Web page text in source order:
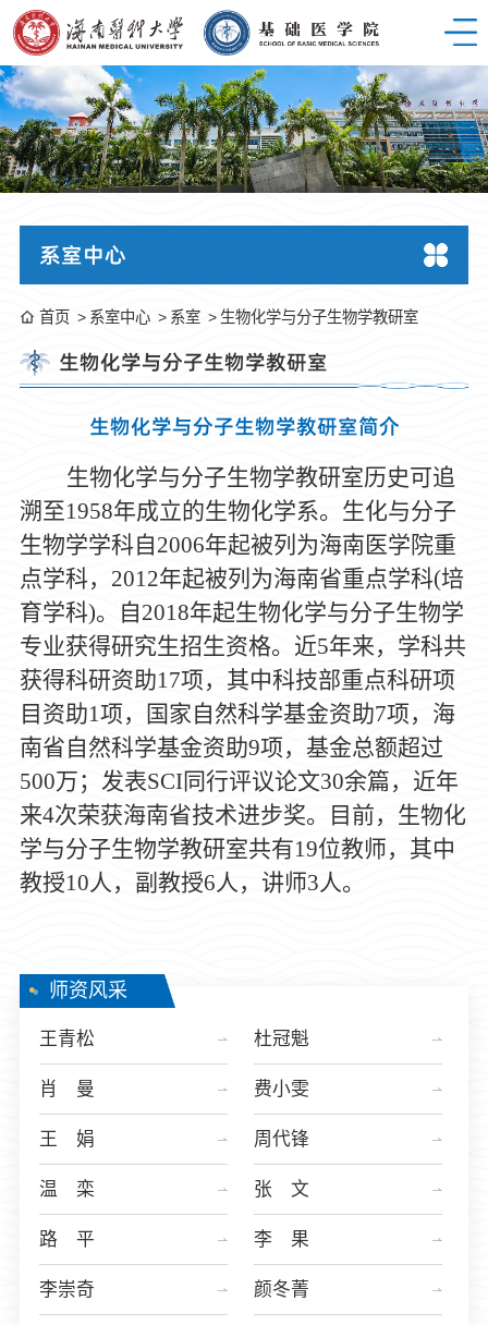
系室中心
首页 系室中心 系室 生物化学与分子生物学教研室
生物化学与分子生物学教研室
生物化学与分子生物学教研室简介
生物化学与分子生物学教研室历史可追
溯至1958年成立的生物化学系。生化与分子
生物学学科自2006年起被列为海南医学院重
点学科，2012年起被列为海南省重点学科(培
育学科)。自2018年起生物化学与分子生物学
专业获得研究生招生资格。近5年来，学科共
获得科研资助17项，其中科技部重点科研项
目资助1项，国家自然科学基金资助7项，海
南省自然科学基金资助9项，基金总额超过
500万；发表SCI同行评议论文30余篇，近年
来4次荣获海南省技术进步奖。目前，生物化
学与分子生物学教研室共有19位教师，其中
教授10人，副教授6人，讲师3人。
师资风采
王青松 杜冠魁
肖 曼 费小雯
王 娟 周代锋
温 栾 张 文
路 平 李 果
李崇奇 颜冬菁